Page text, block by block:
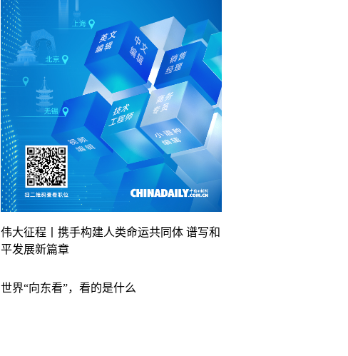
伟大征程丨携手构建人类命运共同体 谱写和
平发展新篇章
世界“向东看”，看的是什么